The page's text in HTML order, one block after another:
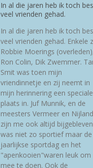
In al die jaren heb ik toch
veel vrienden gehad.
In al die jaren heb ik toch
veel vrienden gehad. Enkele
Robbie Moerings
Ron Colin, Dik Zwemmer.
Smit was toen mijn
vriendinnetje en zij neemt in
mijn herinnering een speciale
plaats in. Juf Munnik, en de
meesters Vermeer en Nijland
zijn me ook altijd
was niet zo sportief maar de
jaarlijkse sportdag en het
"apenkooien"waren leuk om
mee te doen. Ook de